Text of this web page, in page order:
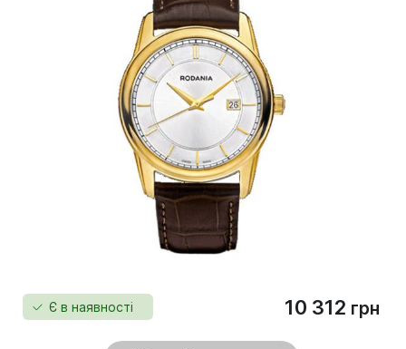
Є в наявності 10 312 грн